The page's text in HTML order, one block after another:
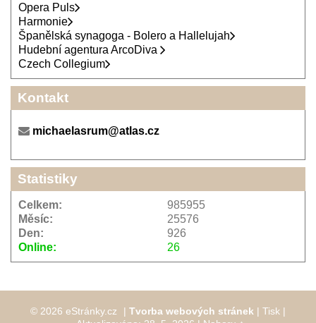
Opera Puls
Harmonie
Španělská synagoga - Bolero a Hallelujah
Hudební agentura ArcoDiva
Czech Collegium
Kontakt
michaelasrum@atlas.cz
Statistiky
Online: 26
Celkem:
985955
Měsíc:
25576
Den:
926
© 2026 eStránky.cz | Tvorba webových stránek | Tisk |